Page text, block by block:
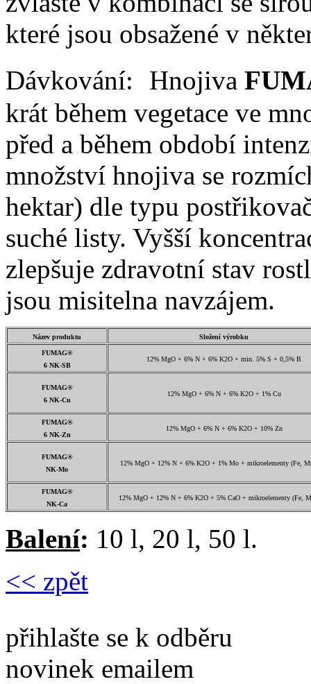
které jsou obsažené v
Dávkování: Hnojiva
krát během vegetace ve
před a během období
množství hnojiva se
hektar) dle typu
suché listy. Vyšší
zlepšuje zdravotní stav
jsou misitelna navzájem.
Název produktu Složení výrobku
FUMAG®
6 NK-SB
12% MgO + 6% N + 6% K2O + min. 5% S + 0,5% B
FUMAG®
6 NK-Cu
12% MgO + 6% N + 6% K2O + 1% Cu
FUMAG®
6 NK-Zn
12% MgO + 6% N + 6% K2O + 10% Zn
FUMAG®
NK-Mo
12% MgO + 12% N + 6% K2O + 1% Mo + mikroelementy (Fe,
FUMAG®
NK-Ca
12% MgO + 12% N + 6% K2O + 5% CaO + mikroelementy (Fe,
Balení: 10 l, 20 l, 50 l.
<< zpět
přihlašte se k odběru
novinek emailem